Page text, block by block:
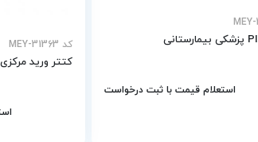
استعلام قیمت با ثبت درخواست
کد MEY-31363
کتتر ورید